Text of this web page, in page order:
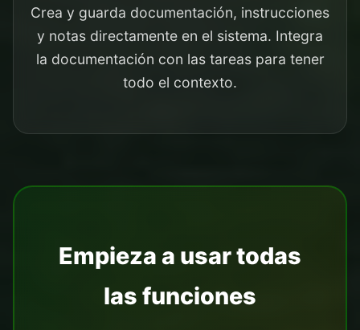
Crea y guarda documentación, instrucciones
y notas directamente en el sistema. Integra
la documentación con las tareas para tener
todo el contexto.
Empieza a usar todas
las funciones